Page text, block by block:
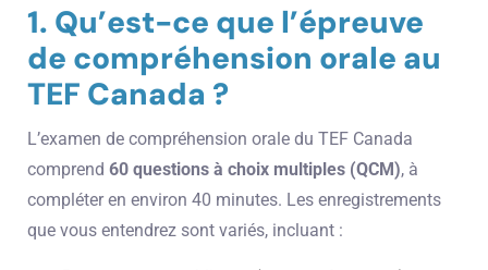
1. Qu’est-ce que l’épreuve
de compréhension orale au
TEF Canada ?
L’examen de compréhension orale du TEF Canada
comprend 60 questions à choix multiples (QCM), à
compléter en environ 40 minutes. Les enregistrements
que vous entendrez sont variés, incluant :